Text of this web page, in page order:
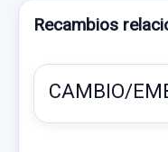
Recambios
CAMBIO/